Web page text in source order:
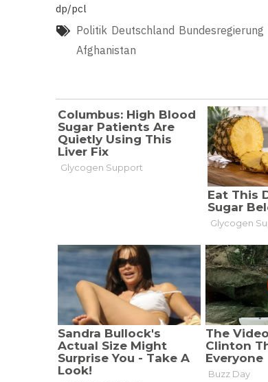
dp/pcl
Politik Deutschland Bundesregierung
Afghanistan